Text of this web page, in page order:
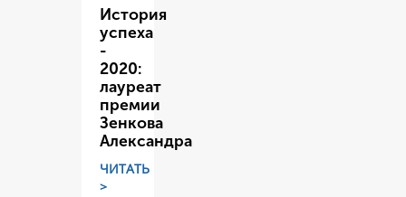
История
успеха
-
2020:
лауреат
премии
Зенкова
Александра
ЧИТАТЬ
>